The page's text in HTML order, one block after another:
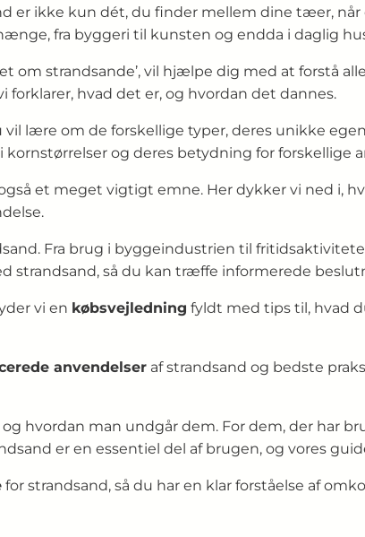
er ikke kun dét, du finder mellem dine tæer,
fra byggeri til kunsten og endda i daglig
om strandsande’, vil hjælpe dig med at forstå
forklarer, hvad det er, og hvordan det dannes.
vil lære om de forskellige typer, deres unikke
og deres betydning for forskellige
et meget vigtigt emne. Her dykker vi ned i,
Fra brug i byggeindustrien til
strandsand, så du kan træffe informerede
vi en købsvejledning fyldt med tips til, hvad
anvendelser af strandsand og bedste
og hvordan man undgår dem. For dem, der har
er en essentiel del af brugen, og vores
for strandsand, så du har en klar forståelse af